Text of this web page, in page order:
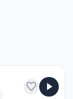
favorite play_arrow